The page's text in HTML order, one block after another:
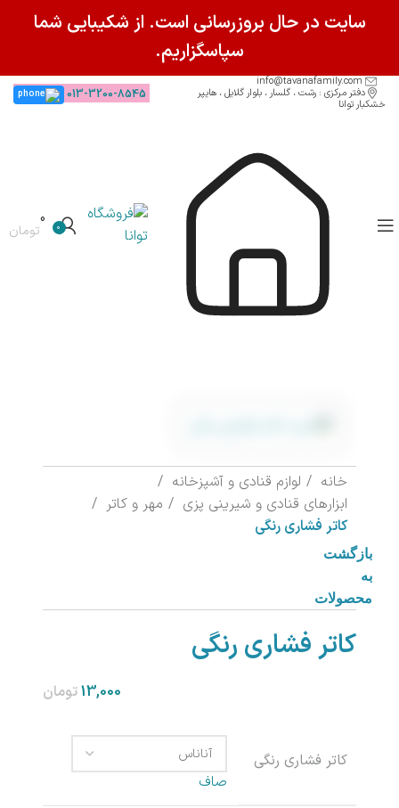
دفتر مرکزی : رشت ، گلسار ، بلوار گلایل ، هایپر
خشکبار توانا
013-3200-8545
0
0
تومان
خانه
لوازم قنادی و آشپزخانه
ابزارهای قنادی و شیرینی پزی
مهر و کاتر
کاتر فشاری رنگی
بازگشت
به
محصولات
کاتر فشاری رنگی
تومان
کاتر فشاری رنگی
صاف
سایت در حال بروزرسانی است. از شکیبایی شما
سپاسگزاریم.